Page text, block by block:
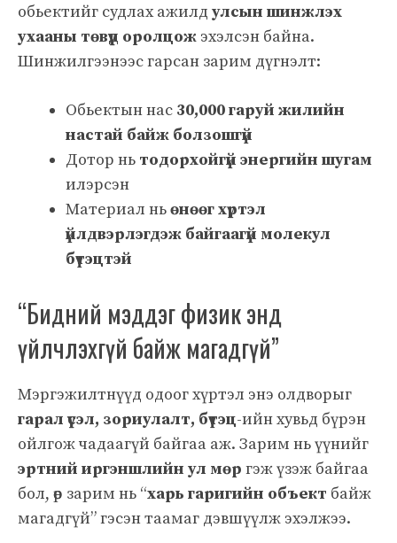
обьектийг судлах ажилд улсын шинжлэх
ухааны төвүүд оролцож эхэлсэн байна.
Шинжилгээнээс гарсан зарим дүгнэлт:
Обьектын нас 30,000 гаруй жилийн
настай байж болзошгүй
Дотор нь тодорхойгүй энергийн шугам
илэрсэн
Материал ньөнөөг хүртэл
үйлдвэрлэгдэж байгаагүй молекул
бүтэцтэй
“Бидний мэддэг физик энд
үйлчлэхгүй байж магадгүй”
Мэргэжилтнүүд одоог хүртэл энэ олдворыг
гарал үүсэл, зориулалт, бүтэц-ийн хувьд бүрэн
ойлгож чадаагүй байгаа аж. Зарим нь үүнийг
эртний иргэншлийн ул мөр гэж үзэж байгаа
бол, өөр зарим нь “харь гаригийн объект байж
магадгүй” гэсэн таамаг дэвшүүлж эхэлжээ.